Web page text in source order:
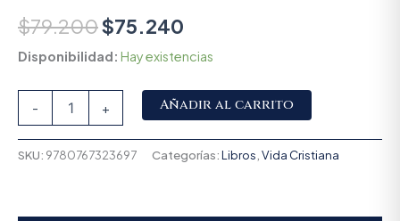
$79.200$75.240
Disponibilidad: Hay existencias
- + Añadir al carrito
SKU: 9780767323697 Categorías:Libros Vida Cristiana